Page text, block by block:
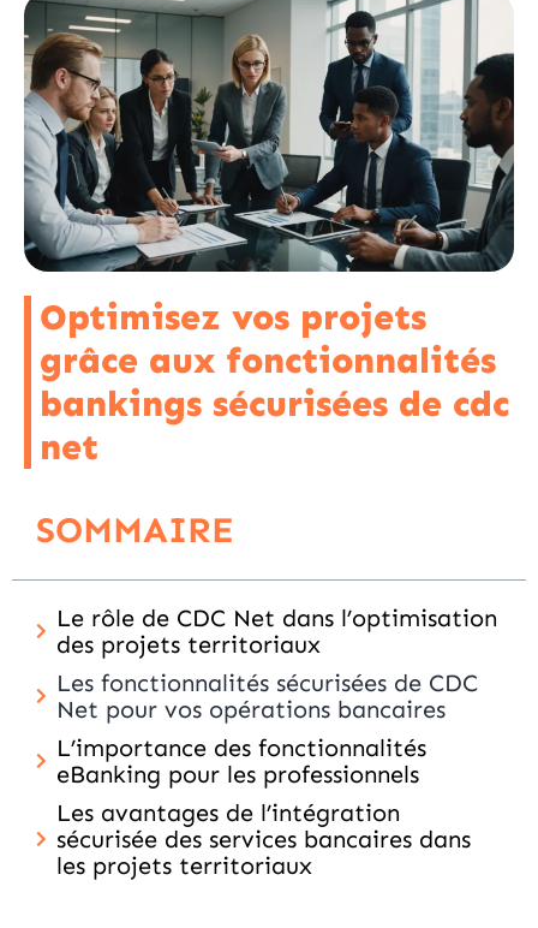
Optimisez vos projets
grâce aux fonctionnalités
bankings sécurisées de cdc
net
SOMMAIRE
Le rôle de CDC Net dans l’optimisation
des projets territoriaux
Les fonctionnalités sécurisées de CDC
Net pour vos opérations bancaires
L’importance des fonctionnalités
eBanking pour les professionnels
Les avantages de l’intégration
sécurisée des services bancaires dans
les projets territoriaux